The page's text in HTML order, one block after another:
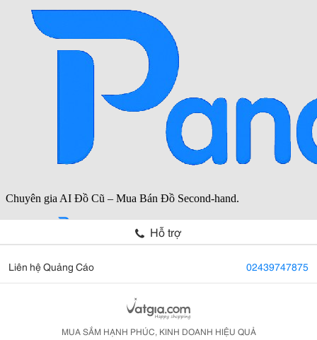
Hỗ trợ
Liên hệ Quảng Cáo 02439747875
MUA SẮM HẠNH PHÚC, KINH DOANH HIỆU QUẢ